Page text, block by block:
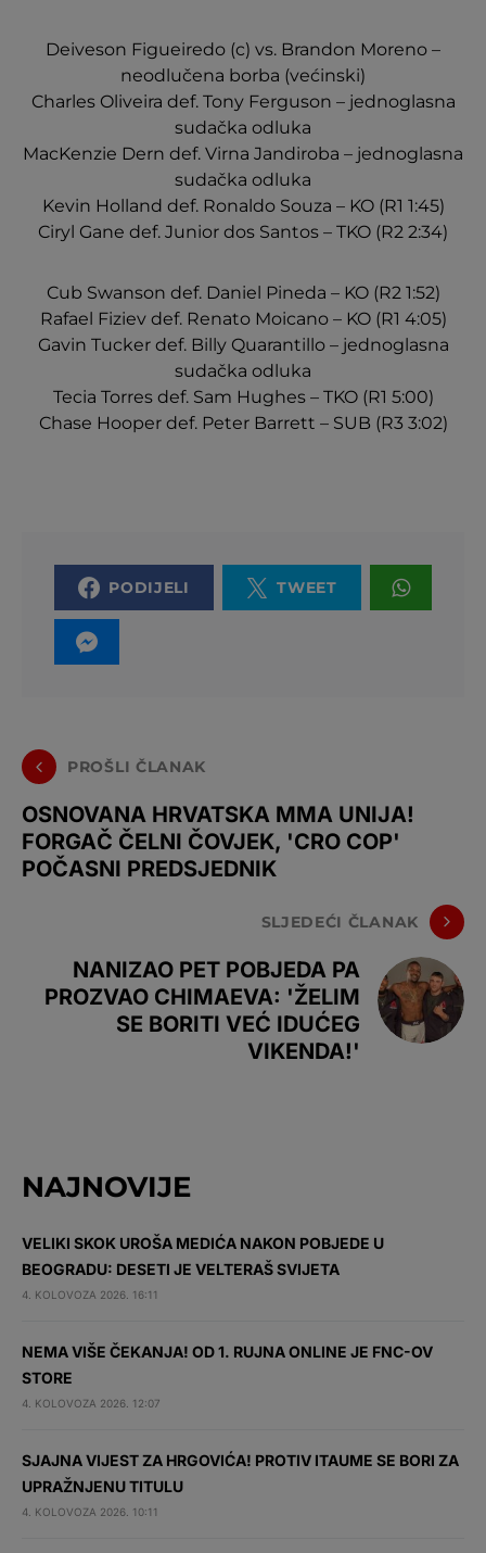
Deiveson Figueiredo (c) vs. Brandon Moreno –
neodlučena borba (većinski)
Charles Oliveira def. Tony Ferguson – jednoglasna
sudačka odluka
MacKenzie Dern def. Virna Jandiroba – jednoglasna
sudačka odluka
Kevin Holland def. Ronaldo Souza – KO (R1 1:45)
Ciryl Gane def. Junior dos Santos – TKO (R2 2:34)
Cub Swanson def. Daniel Pineda – KO (R2 1:52)
Rafael Fiziev def. Renato Moicano – KO (R1 4:05)
Gavin Tucker def. Billy Quarantillo – jednoglasna
sudačka odluka
Tecia Torres def. Sam Hughes – TKO (R1 5:00)
Chase Hooper def. Peter Barrett – SUB (R3 3:02)
PODIJELI TWEET
PROŠLI ČLANAK
OSNOVANA HRVATSKA MMA UNIJA!
FORGAČ ČELNI ČOVJEK, 'CRO COP'
POČASNI PREDSJEDNIK
SLJEDEĆI ČLANAK
NANIZAO PET POBJEDA PA
PROZVAO CHIMAEVA: 'ŽELIM
SE BORITI VEĆ IDUĆEG
VIKENDA!'
NAJNOVIJE
VELIKI SKOK UROŠA MEDIĆA NAKON POBJEDE U
BEOGRADU: DESETI JE VELTERAŠ SVIJETA
4. KOLOVOZA 2026. 16:11
NEMA VIŠE ČEKANJA! OD 1. RUJNA ONLINE JE FNC-OV
STORE
4. KOLOVOZA 2026. 12:07
SJAJNA VIJEST ZA HRGOVIĆA! PROTIV ITAUME SE BORI ZA
UPRAŽNJENU TITULU
4. KOLOVOZA 2026. 10:11